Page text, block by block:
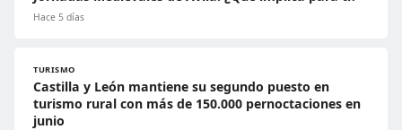
Hace 5 días
TURISMO
Castilla y León mantiene su segundo puesto en
turismo rural con más de 150.000 pernoctaciones en
junio